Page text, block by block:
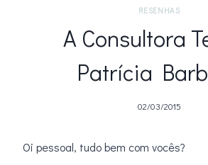
RESENHAS
A Consultora
Patrícia
02/03/2015
Oi pessoal, tudo bem com vocês?